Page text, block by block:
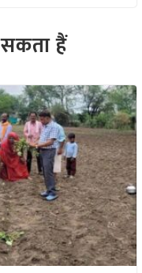
हैं